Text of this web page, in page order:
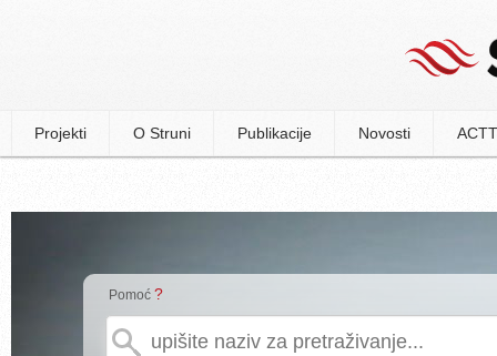
Projekti O Struni Publikacije Novosti
Pomoć ?